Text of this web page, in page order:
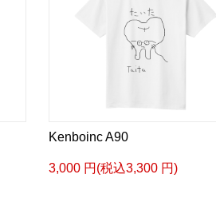
Kenboinc A90
3,000 円(税込3,300 円)